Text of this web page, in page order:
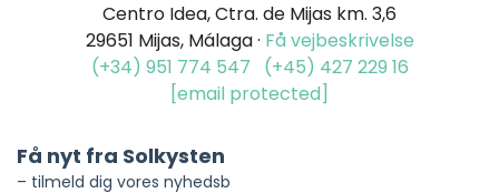
Centro Idea, Ctra. de Mijas km. 3,6
29651 Mijas, Málaga · Få vejbeskrivelse
(+34) 951 774 547
(+45) 427 229 16
[email protected]